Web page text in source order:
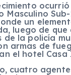
Masculino
un
luego de que
de la policía
armas de
el hotel Casa
cuatro